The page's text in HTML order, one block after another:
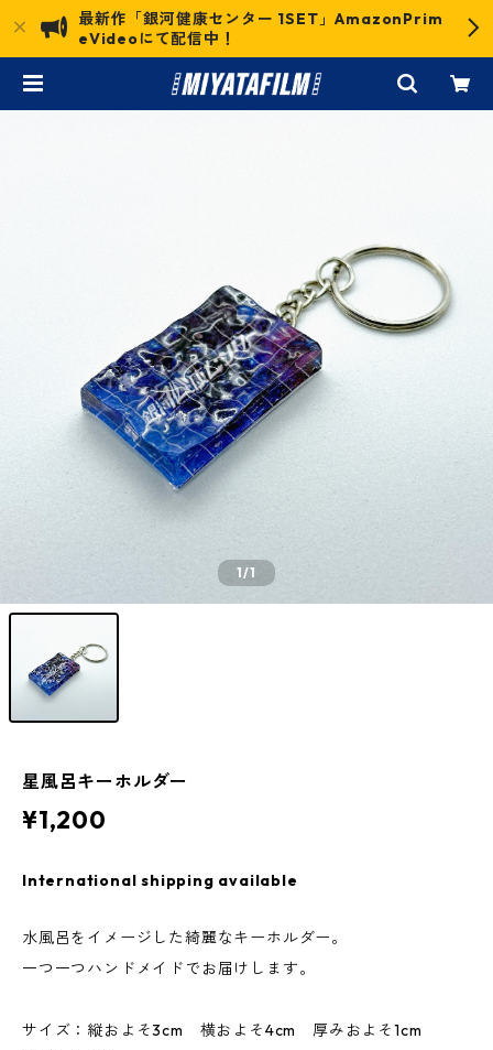
最新作「銀河健康センター 1SET」AmazonPrim
eVideoにて配信中！
1/1
星風呂キーホルダー
¥1,200
International shipping available
水風呂をイメージした綺麗なキーホルダー。
一つ一つハンドメイドでお届けします。
サイズ：縦およそ3cm 横およそ4cm 厚みおよそ1cm